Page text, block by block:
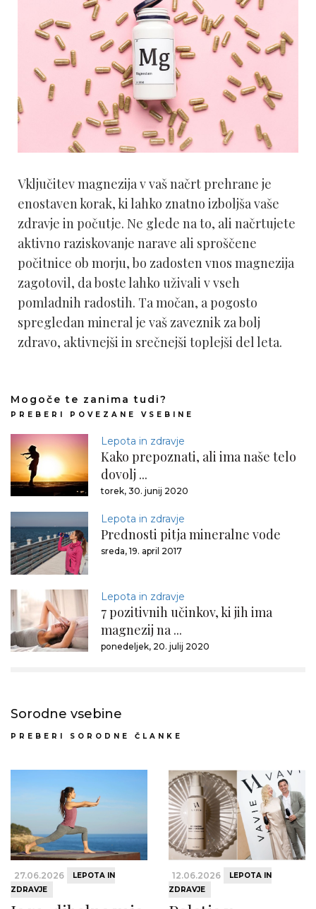
Vključitev magnezija v vaš načrt prehrane je
enostaven korak, ki lahko znatno izboljša vaše
zdravje in počutje. Ne glede na to, ali načrtujete
aktivno raziskovanje narave ali sproščene
počitnice ob morju, bo zadosten vnos magnezija
zagotovil, da boste lahko uživali v vseh
pomladnih radostih. Ta močan, a pogosto
spregledan mineral je vaš zaveznik za bolj
zdravo, aktivnejši in srečnejši toplejši del leta.
Mogoče te zanima tudi?
PREBERI POVEZANE VSEBINE
Lepota in zdravje
Kako prepoznati, ali ima naše telo
dovolj ...
torek, 30. junij 2020
Lepota in zdravje
Prednosti pitja mineralne vode
sreda, 19. april 2017
Lepota in zdravje
7 pozitivnih učinkov, ki jih ima
magnezij na ...
ponedeljek, 20. julij 2020
Sorodne vsebine
PREBERI SORODNE ČLANKE
27.06.2026
LEPOTA IN
ZDRAVJE
12.06.2026
LEPOTA IN
ZDRAVJE